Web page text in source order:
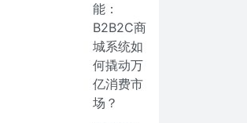
能：
B2B2C商
城系统如
何撬动万
亿消费市
场？